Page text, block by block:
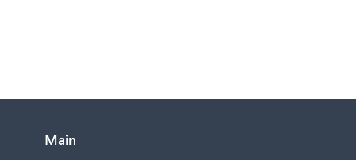
Main